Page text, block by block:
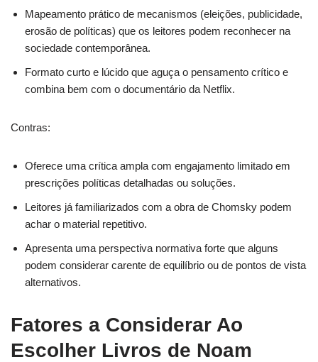
Mapeamento prático de mecanismos (eleições, publicidade,
erosão de políticas) que os leitores podem reconhecer na
sociedade contemporânea.
Formato curto e lúcido que aguça o pensamento crítico e
combina bem com o documentário da Netflix.
Contras:
Oferece uma crítica ampla com engajamento limitado em
prescrições políticas detalhadas ou soluções.
Leitores já familiarizados com a obra de Chomsky podem
achar o material repetitivo.
Apresenta uma perspectiva normativa forte que alguns
podem considerar carente de equilíbrio ou de pontos de vista
alternativos.
Fatores a Considerar Ao
Escolher Livros de Noam